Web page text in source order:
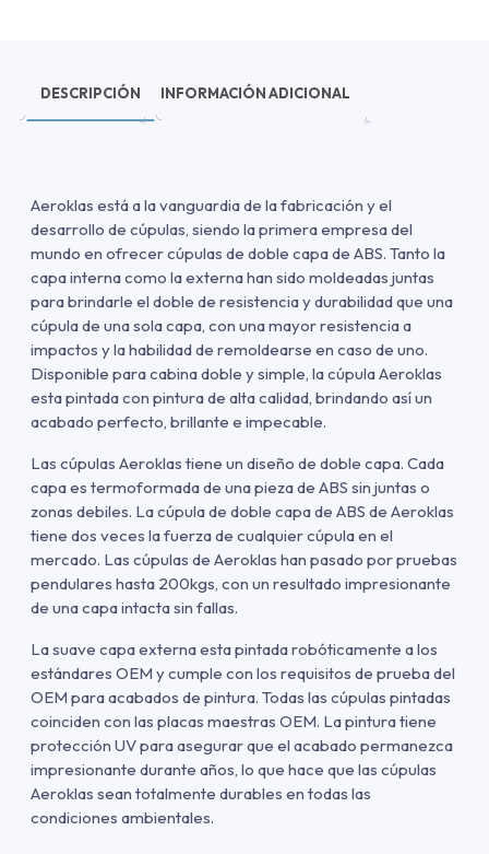
DESCRIPCIÓN INFORMACIÓN ADICIONAL
Aeroklas está a la vanguardia de la fabricación y el
desarrollo de cúpulas, siendo la primera empresa del
mundo en ofrecer cúpulas de doble capa de ABS. Tanto la
capa interna como la externa han sido moldeadas juntas
para brindarle el doble de resistencia y durabilidad que una
cúpula de una sola capa, con una mayor resistencia a
impactos y la habilidad de remoldearse en caso de uno.
Disponible para cabina doble y simple, la cúpula Aeroklas
esta pintada con pintura de alta calidad, brindando así un
acabado perfecto, brillante e impecable.
Las cúpulas Aeroklas tiene un diseño de doble capa. Cada
capa es termoformada de una pieza de ABS sin juntas o
zonas debiles. La cúpula de doble capa de ABS de Aeroklas
tiene dos veces la fuerza de cualquier cúpula en el
mercado. Las cúpulas de Aeroklas han pasado por pruebas
pendulares hasta 200kgs, con un resultado impresionante
de una capa intacta sin fallas.
La suave capa externa esta pintada robóticamente a los
estándares OEM y cumple con los requisitos de prueba del
OEM para acabados de pintura. Todas las cúpulas pintadas
coinciden con las placas maestras OEM. La pintura tiene
protección UV para asegurar que el acabado permanezca
impresionante durante años, lo que hace que las cúpulas
Aeroklas sean totalmente durables en todas las
condiciones ambientales.